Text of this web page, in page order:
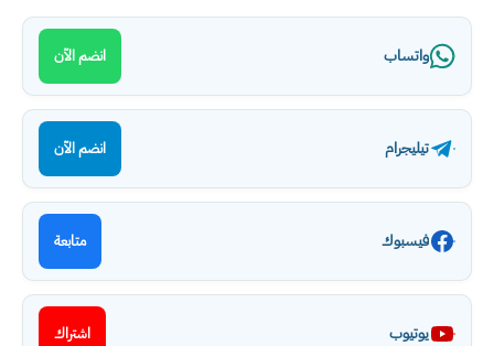
واتساب انضم الآن
تيليجرام انضم الآن
فيسبوك متابعة
يوتيوب اشتراك